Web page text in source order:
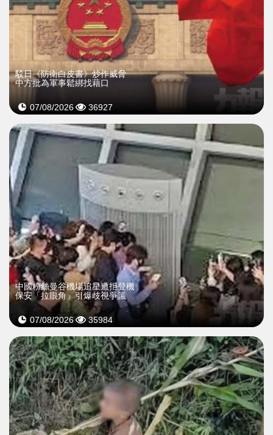
駁日《防衛白皮書》炒作威脅
中方批為軍事鬆綁找藉口
07/08/2026 36927
中國粉絲曼谷機場追星遭拒登機
保安「拉眼角」引爆歧視爭議
07/08/2026 35984